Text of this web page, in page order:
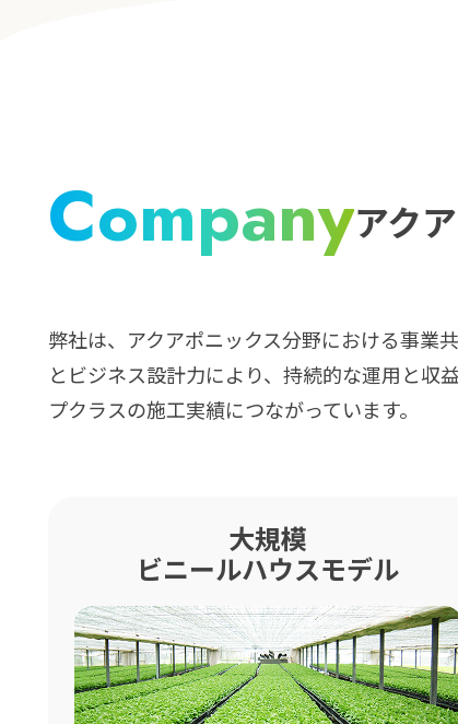
Companyアク
弊社は、アクアポニックス分野における事業
とビジネス設計力により、持続的な運用と収
プクラスの施工実績につながっています。
大規模
ビニールハウスモデル